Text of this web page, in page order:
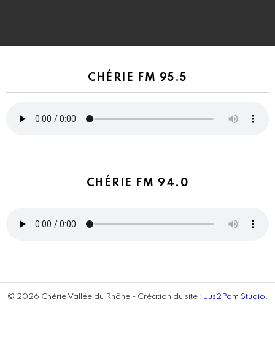
CHÉRIE FM 95.5
CHÉRIE FM 94.0
© 2026 Chérie Vallée du Rhône - Création du site : Jus2Pom Studio.